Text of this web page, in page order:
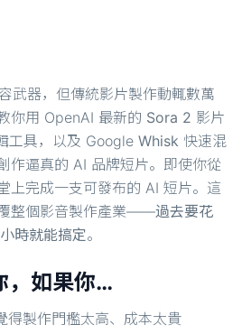
武器，但傳統影片製作動輒數萬
你用 OpenAI 最新的 Sora 2 影片
工具，以及 Google Whisk 快速混
作逼真的 AI 品牌短片。即使你從
上完成一支可發布的 AI 短片。這
整個影音製作產業——過去要花
時就能搞定。
，如果你…
得製作門檻太高、成本太貴